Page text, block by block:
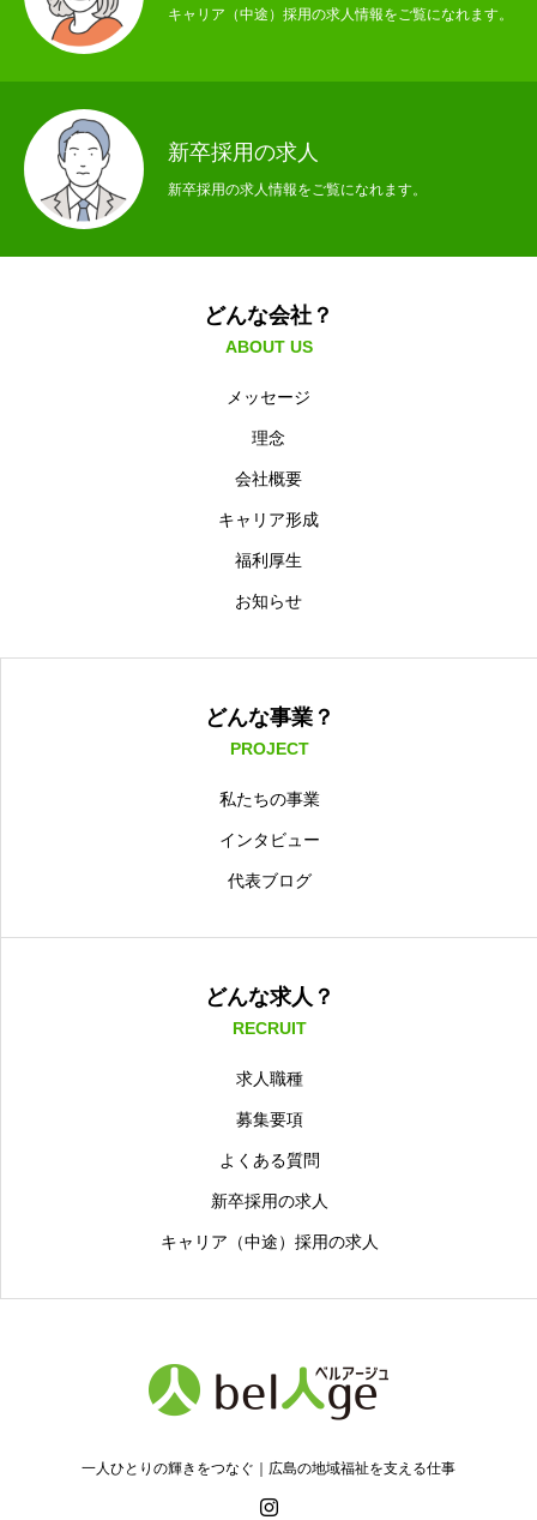
キャリア（中途）採用の求人情報をご覧になれます。
新卒採用の求人
新卒採用の求人情報をご覧になれます。
どんな会社？
ABOUT US
メッセージ
理念
会社概要
キャリア形成
福利厚生
お知らせ
どんな事業？
PROJECT
私たちの事業
インタビュー
代表ブログ
どんな求人？
RECRUIT
求人職種
募集要項
よくある質問
新卒採用の求人
キャリア（中途）採用の求人
一人ひとりの輝きをつなぐ｜広島の地域福祉を支える仕事